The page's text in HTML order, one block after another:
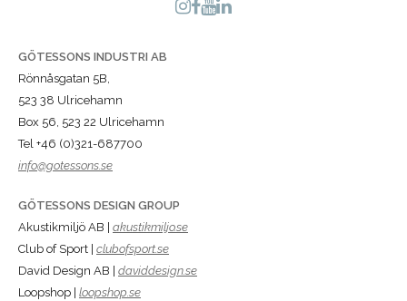
GÖTESSONS INDUSTRI AB
Rönnåsgatan 5B,
523 38 Ulricehamn
Box 56, 523 22 Ulricehamn
Tel +46 (0)321-687700
info@gotessons.se
GÖTESSONS DESIGN GROUP
Akustikmiljö AB | akustikmiljo.se
Club of Sport | clubofsport.se
David Design AB | daviddesign.se
Loopshop | loopshop.se